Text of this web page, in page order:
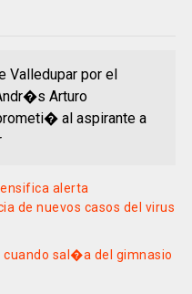
Valledupar por el
Arturo
al aspirante a
alerta
de nuevos casos del virus
sal�a del gimnasio